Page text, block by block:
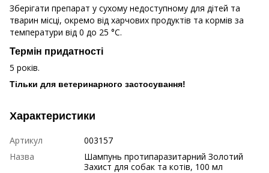
Зберігати препарат у сухому недоступному для дітей та
тварин місці, окремо від харчових продуктів та кормів за
температури від 0 до 25 °С.
Термін придатності
5 років.
Тільки для ветеринарного застосування!
Характеристики
Артикул
003157
Назва
Шампунь протипаразитарний Золотий
Захист для собак та котів, 100 мл